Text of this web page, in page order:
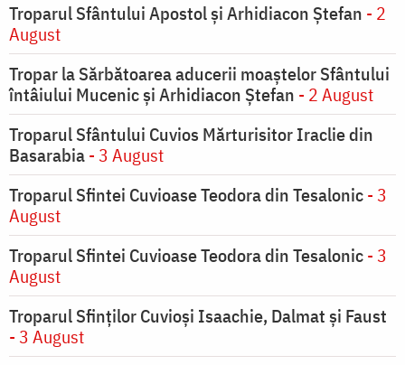
Troparul Sfântului Apostol și Arhidiacon Ștefan - 2
August
Tropar la Sărbătoarea aducerii moaştelor Sfântului
întâiului Mucenic şi Arhidiacon Ştefan - 2 August
Troparul Sfântului Cuvios Mărturisitor Iraclie din
Basarabia- 3 August
Troparul Sfintei Cuvioase Teodora din Tesalonic- 3
August
Troparul Sfintei Cuvioase Teodora din Tesalonic- 3
August
Troparul Sfinţilor Cuvioşi Isaachie, Dalmat şi Faust
- 3 August